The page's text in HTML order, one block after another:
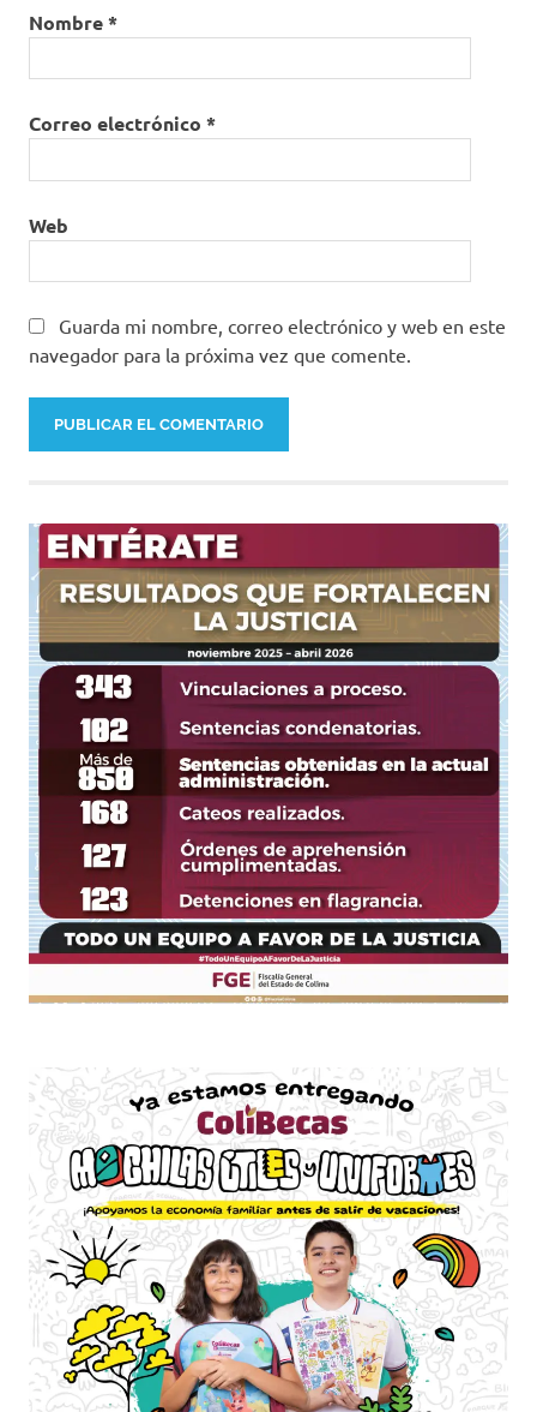
Nombre*
Correo electrónico *
Web
Guarda mi nombre, correo electrónico y web en este
navegador para la próxima vez que comente.